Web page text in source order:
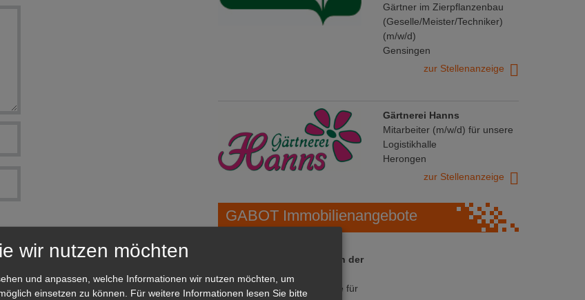
Gärtner im Zierpflanzenbau
(Geselle/Meister/Techniker)
(m/w/d)
Gensingen
zur Stellenanzeige
Gärtnerei Hanns
Mitarbeiter (m/w/d) für unsere
Logistikhalle
Herongen
zur Stellenanzeige
GABOT Immobilienangebote
1A-Lage, ihre Chance in der
grünen Branche
Repräsentative Immobilie für
wir nutzen möchten
und anpassen, welche Informationen wir nutzen möchten, um
einsetzen zu können.
Für weitere Informationen lesen Sie bitte